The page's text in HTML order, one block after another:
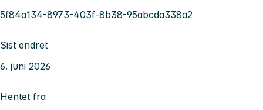
5f84a134-8973-403f-8b38-95abcda338a2
Sist endret
6. juni 2026
Hentet fra